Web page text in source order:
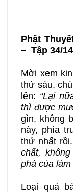
Phật
– Tập 34/
Mời xem
thứ sáu,
lên: “Lại
thì được
gìn, không
này, phía
thứ nhất
chất,
phá của
Loại quả